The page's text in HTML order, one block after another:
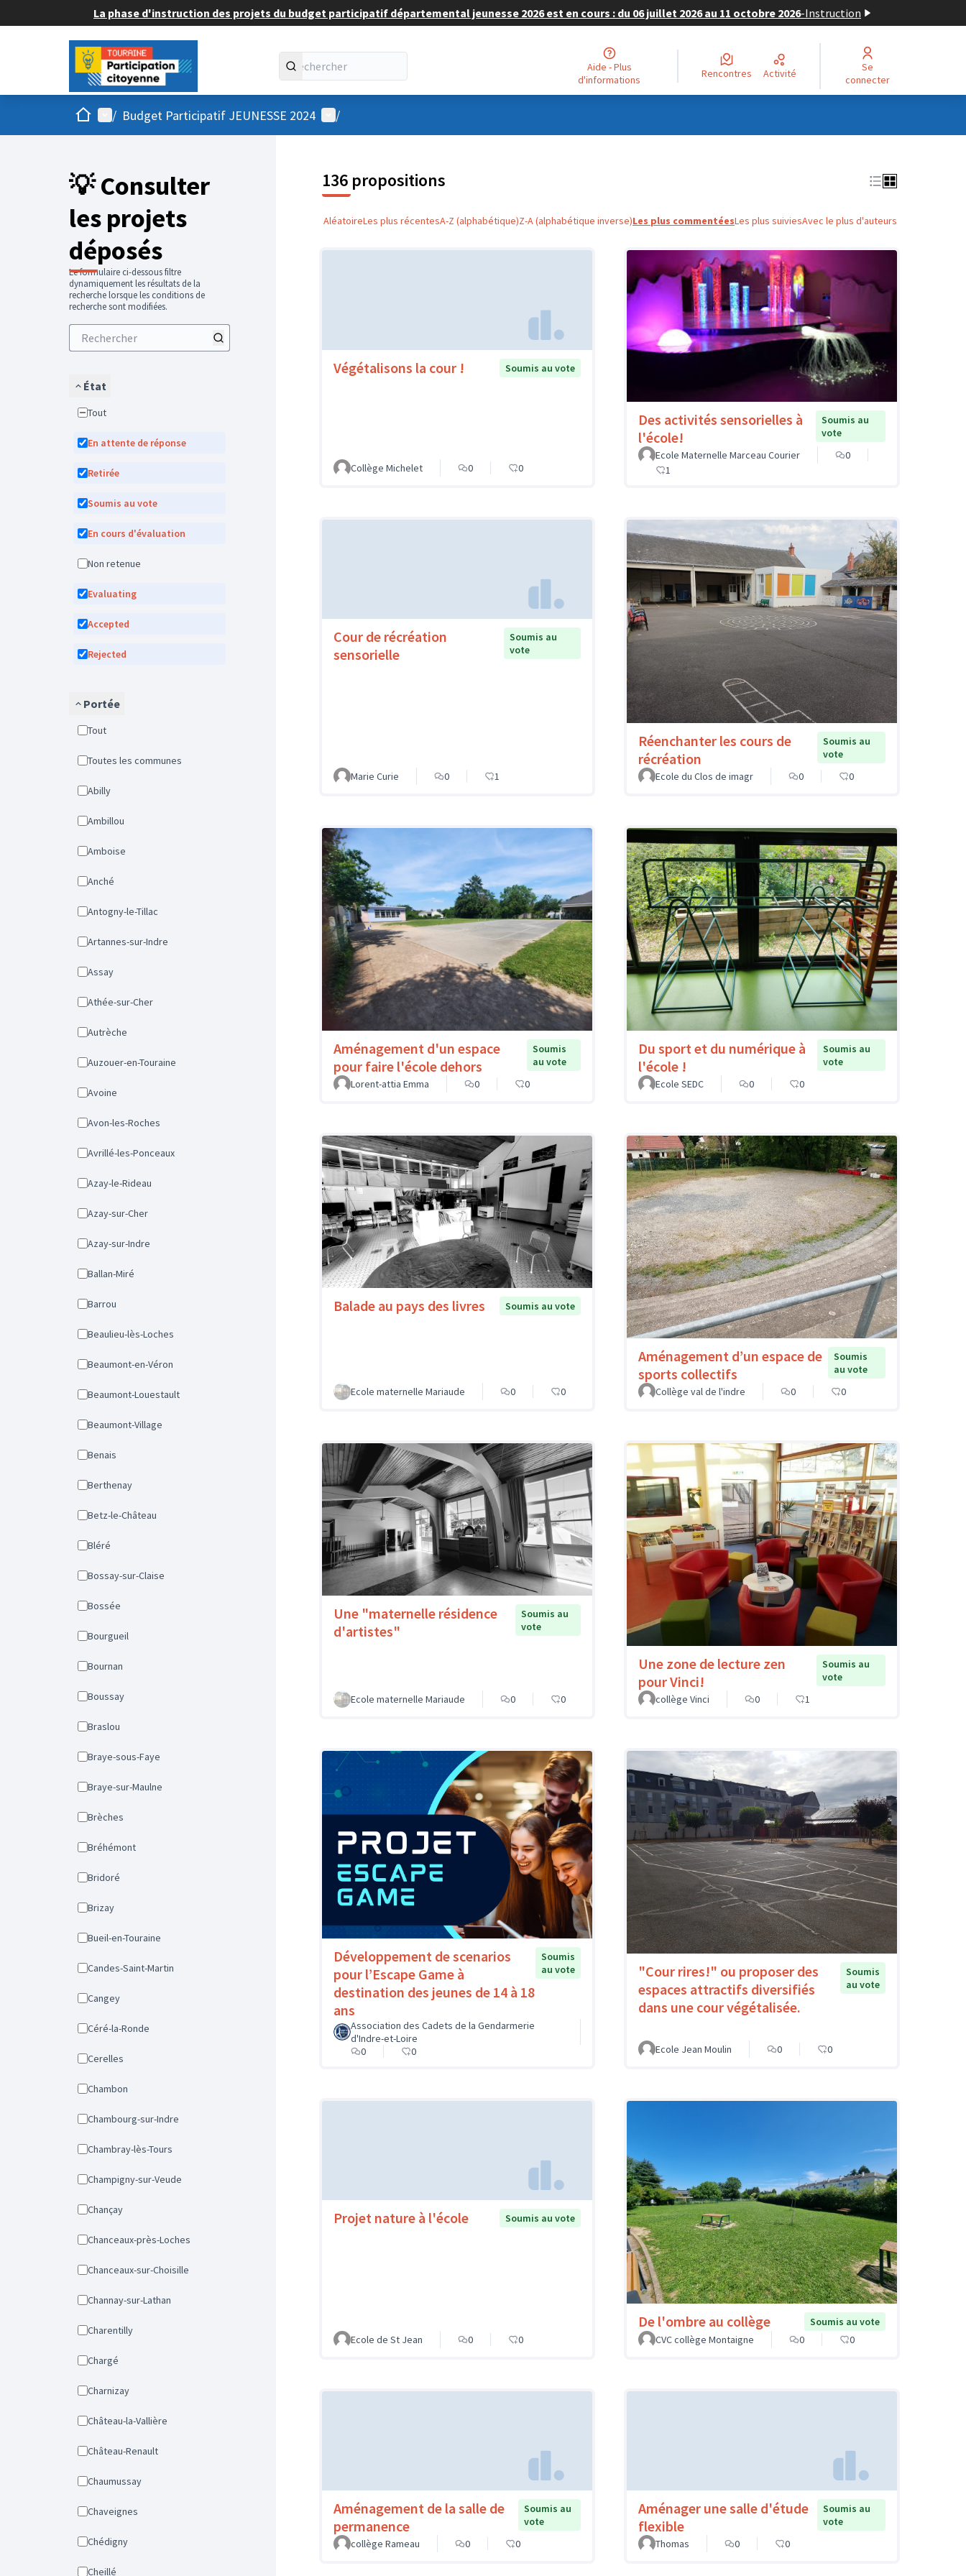
La phase d'instruction des projets du budget participatif départemental jeunesse 2026 est en cours : du 06 juillet 2026 au 11 octobre 2026-Instruction
Aide - Plus
d'informations
Rencontres Activité
Se
connecter
AccueilMenu principal
/ Budget Participatif JEUNESSE 2024 Menu utilisateur
/
💡 Consulter
les projets
déposés
Le formulaire ci-dessous filtre
dynamiquement les résultats de la
recherche lorsque les conditions de
recherche sont modifiées.
État
Tout
En attente de réponse
Retirée
Soumis au vote
En cours d'évaluation
Non retenue
Evaluating
Accepted
Rejected
Portée
Tout
Toutes les communes
Abilly
Ambillou
Amboise
Anché
Antogny-le-Tillac
Artannes-sur-Indre
Assay
Athée-sur-Cher
Autrèche
Auzouer-en-Touraine
Avoine
Avon-les-Roches
Avrillé-les-Ponceaux
Azay-le-Rideau
Azay-sur-Cher
Azay-sur-Indre
Ballan-Miré
Barrou
Beaulieu-lès-Loches
Beaumont-en-Véron
Beaumont-Louestault
Beaumont-Village
Benais
Berthenay
Betz-le-Château
Bléré
Bossay-sur-Claise
Bossée
Bourgueil
Bournan
Boussay
Braslou
Braye-sous-Faye
Braye-sur-Maulne
Brèches
Bréhémont
Bridoré
Brizay
Bueil-en-Touraine
Candes-Saint-Martin
Cangey
Céré-la-Ronde
Cerelles
Chambon
Chambourg-sur-Indre
Chambray-lès-Tours
Champigny-sur-Veude
Chançay
Chanceaux-près-Loches
Chanceaux-sur-Choisille
Channay-sur-Lathan
Charentilly
Chargé
Charnizay
Château-la-Vallière
Château-Renault
Chaumussay
Chaveignes
Chédigny
Cheillé
136 propositions
AléatoireLes plus récentesA-Z (alphabétique)Z-A (alphabétique inverse)Les plus commentéesLes plus suiviesAvec le plus d'auteurs
Végétalisons la cour ! Soumis au vote
Collège Michelet 0 0
Des activités sensorielles à
l'école!
Soumis au
vote
Ecole Maternelle Marceau Courier
0
1
Cour de récréation
sensorielle
Soumis au
vote
Marie Curie 0 1
Réenchanter les cours de
récréation
Soumis au
vote
Ecole du Clos de imagr
0 0
Aménagement d'un espace
pour faire l'école dehors
Soumis
au vote
Lorent-attia Emma
0 0
Du sport et du numérique à
l'école !
Soumis au
vote
Ecole SEDC
0 0
Balade au pays des livres Soumis au vote
Ecole maternelle Mariaude 0 0
Aménagement d’un espace de
sports collectifs
Soumis
au vote
Collège val de l'indre
0 0
Une "maternelle résidence
d'artistes"
Soumis au
vote
Ecole maternelle Mariaude 0 0
Une zone de lecture zen
pour Vinci!
Soumis au
vote
collège Vinci
0 1
Développement de scenarios
pour l’Escape Game à
destination des jeunes de 14 à 18
ans
Soumis
au vote
Association des Cadets de la Gendarmerie
d'Indre-et-Loire
0
0
"Cour rires!" ou proposer des
espaces attractifs diversifiés
dans une cour végétalisée.
Soumis
au vote
Ecole Jean Moulin 0 0
Projet nature à l'école Soumis au vote
Ecole de St Jean 0 0
De l'ombre au collège
Soumis au vote
CVC collège Montaigne
0 0
Aménagement de la salle de
permanence
Soumis au
vote
collège Rameau
0 0
Aménager une salle d'étude
flexible
Soumis au
vote
Thomas
0 0